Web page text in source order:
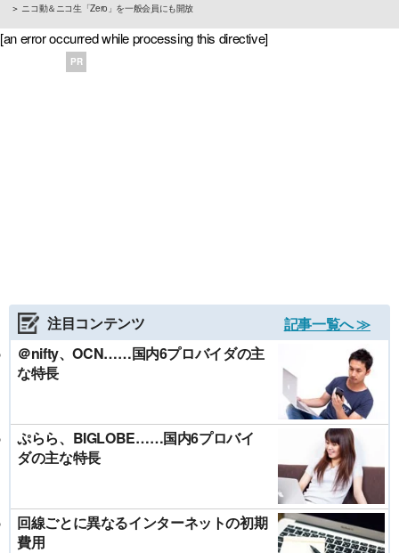
ニコ動＆ニコ生「Zero」を一般会員にも開放
[an error occurred while processing this directive]
PR
注目コンテンツ
記事一覧へ ≫
＠nifty、OCN……国内6プロバイダの主
な特長
ぷらら、BIGLOBE……国内6プロバイ
ダの主な特長
回線ごとに異なるインターネットの初期
費用